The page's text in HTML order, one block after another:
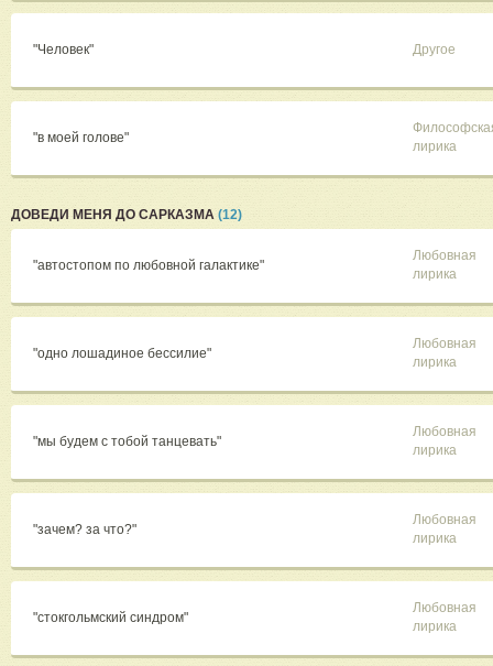
"Человек" Другое
"в моей голове"
лирика
ДОВЕДИ МЕНЯ ДО САРКАЗМА (12)
"автостопом по любовной галактике"
Любовная
лирика
"одно лошадиное бессилие"
Любовная
лирика
"мы будем с тобой танцевать"
Любовная
лирика
"зачем? за что?"
Любовная
лирика
"стокгольмский синдром"
Любовная
лирика